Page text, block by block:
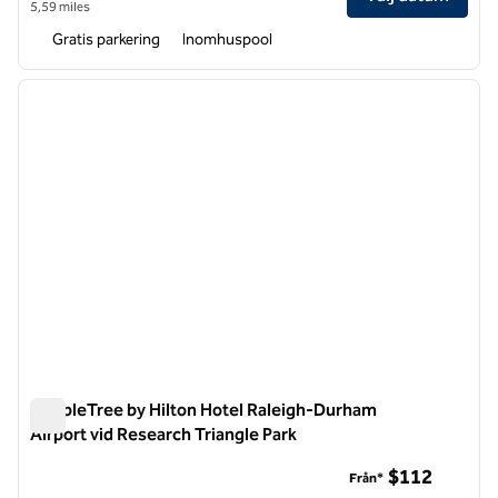
5,59 miles
Gratis parkering Inomhuspool
1 av 12
nästa
DoubleTree by Hilton Hotel Raleigh-Durham
Airport vid Research Triangle Park
Från* $112